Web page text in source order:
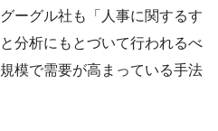
ーグル社も「人事に関するす
分析にもとづいて行われるべ
模で需要が高まっている手法